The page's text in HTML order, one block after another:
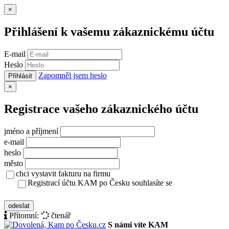
×
Přihlášení k vašemu zákaznickému účtu
E-mail
Heslo
Přihlásit Zapomněl jsem heslo
×
Registrace vašeho zákaznického účtu
jméno a příjmení
e-mail
heslo
město
chci vystavit fakturu na firmu
Registrací účtu KAM po Česku souhlasíte se
odeslat
Přítomní:
čtenář
S námi víte KAM